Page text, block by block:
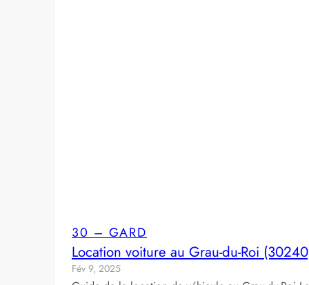
30 – GARD
Location voiture au Grau-du-Roi
Fév 9, 2025